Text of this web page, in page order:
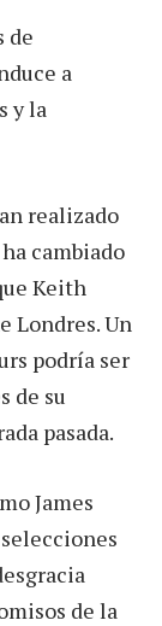
de
a
y la
realizado
cambiado
Keith
Londres. Un
podría ser
de su
pasada.
James
de la